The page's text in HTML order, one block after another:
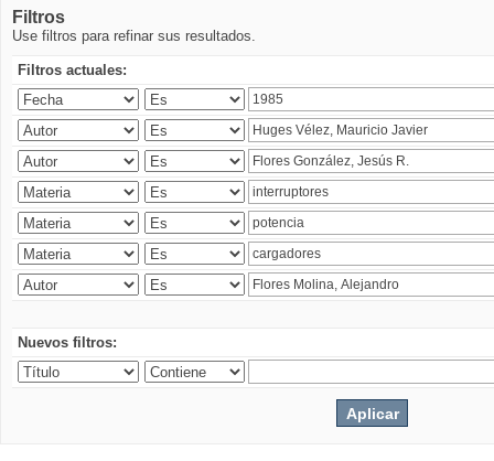
Filtros
Use filtros para refinar sus resultados.
Filtros actuales:
Nuevos filtros: